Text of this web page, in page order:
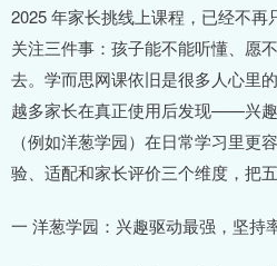
2025 年家长挑线上课程，已经不再
关注三件事：孩子能不能听懂、愿
去。学而思网课依旧是很多人心里
越多家长在真正使用后发现——兴
（例如洋葱学园）在日常学习里更
验、适配和家长评价三个维度，把
一 洋葱学园：兴趣驱动最强，坚持